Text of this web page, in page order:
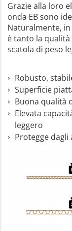
Grazie alla loro
onda EB sono
Naturalmente,
è tanto la
scatola di peso
Robusto,
Superficie
Buona qualità
Elevata
leggero
Protegge dagli